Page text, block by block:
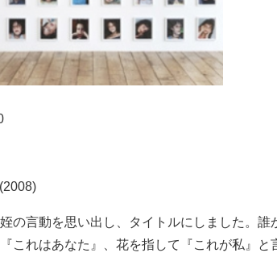
の言動を思い出し、タイトルにしました。誰
これはあなた』、花を指して『これが私』と